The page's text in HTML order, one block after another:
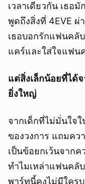
เวลาเดียวกัน เธอ
พูดถึงสิ่งที่ 4EVE
เธอบอกรักแฟนคลั
แคร์และใส่ใจแฟน
แต่สิ่งเล็กน้อยที่ได้
ยิ่งใหญ่
จากเด็กที่ไม่มั่นใจ
ของวงการ แถมคว
เป็นข้อยกเว้นจาก
ทำไมเหล่าแฟนคลั
พาร์ทนี้คงไม่มีใครบ